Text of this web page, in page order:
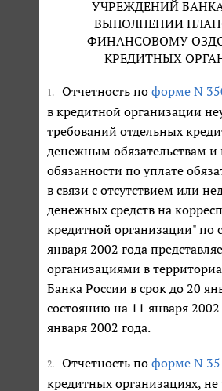
УЧРЕЖДЕНИЙ
ВЫПОЛНЕНИИ
ФИНАНСОВОМУ
КРЕДИТНЫХ
1. Отчетность по форме N
в кредитной организации
требований отдельных
денежным обязательствам
обязанности по уплате
в связи с отсутствием или
денежных средств на
кредитной организации" по
января 2002 года
организациями в
Банка России в срок до 20
состоянию на 11 января 2002
января 2002 года.
2. Отчетность по форме N
кредитных организациях,